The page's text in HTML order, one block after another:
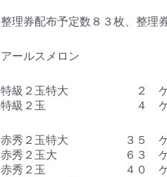
整理券配布予定数８３枚、整理
アールスメロン
特級２玉特大 ２ ケ
特級２玉 ４ ケ
赤秀２玉特大 ３５ ケ
赤秀２玉大 ６３ ケ
赤秀２玉 ４０ ケ